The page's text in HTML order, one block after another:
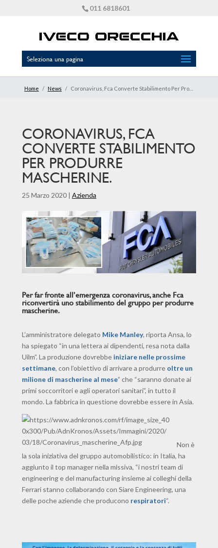
011 6818601
Seleziona una pagina
Home / News / Coronavirus, Fca Converte Stabilimento Per Produrre Mascherine.
CORONAVIRUS, FCA
CONVERTE STABILIMENTO
PER PRODURRE
MASCHERINE.
25 Marzo 2020| Azienda
Per far fronte all’emergenza coronavirus, anche Fca
riconvertirà uno stabilimento del gruppo per produrre
mascherine.
L’amministratore delegato Mike Manley, riporta Ansa, lo
ha spiegato “in una lettera ai dipendenti, resa nota dalla
Uilm”. La produzione dovrebbe iniziare nelle prossime
settimane, con l’obiettivo di arrivare a produrre oltre un
milione di mascherine al mese” che “saranno donate ai
primi soccorritori e agli operatori sanitari”, in tutto il
mondo. La fabbrica in questione dovrebbe essere in Asia.
Non è
la sola iniziativa del gruppo automobilistico: in Italia, ha
aggiunto il top manager nella missiva, “i nostri team di
engineering e del manufacturing insieme ai colleghi della
Ferrari stanno collaborando con Siare Engineering, una
delle poche aziende che producono respiratori“.